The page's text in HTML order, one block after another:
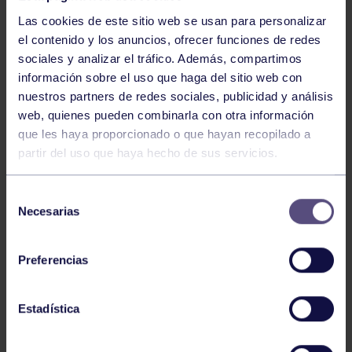
Las cookies de este sitio web se usan para personalizar
el contenido y los anuncios, ofrecer funciones de redes
sociales y analizar el tráfico. Además, compartimos
información sobre el uso que haga del sitio web con
nuestros partners de redes sociales, publicidad y análisis
web, quienes pueden combinarla con otra información
que les haya proporcionado o que hayan recopilado a
partir del uso que haya hecho de sus servicios.
Necesarias
Preferencias
Estadística
Baloncesto
ÚLTIMOS RESULTADOS DE LA SECCIÓN
Baloncesto